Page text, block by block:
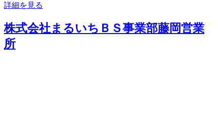
詳細を見る
株式会社まるいちＢＳ事業部藤岡営業
所